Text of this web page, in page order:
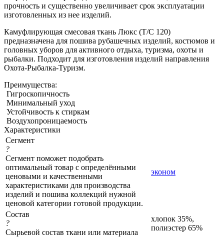
прочность и существенно увеличивает срок эксплуатации
изготовленных из нее изделий.
Камуфлирующая смесовая ткань Люкс (Т/С 120)
предназначена для пошива рубашечных изделий, костюмов и
головных уборов для активного отдыха, туризма, охоты и
рыбалки. Подходит для изготовления изделий направления
Охота-Рыбалка-Туризм.
Преимущества:
Гигроскопичность
Минимальный уход
Устойчивость к стиркам
Воздухопроницаемость
Характеристики
Сегмент
?
Сегмент поможет подобрать
оптимальный товар с определёнными
ценовыми и качественными
характеристиками для производства
изделий и пошива коллекций нужной
ценовой категории готовой продукции.
эконом
Состав
?
Сырьевой состав ткани или материала
хлопок 35%,
полиэстер 65%